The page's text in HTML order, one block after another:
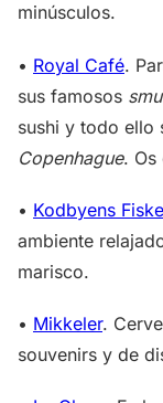
minúsculos.
• Royal Café.
sus famosos
sushi y todo ello
Copenhague. Os
• Kodbyens
ambiente
marisco.
• Mikkeler.
souvenirs y de